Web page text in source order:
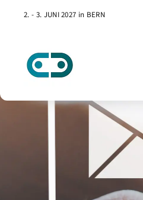
2. - 3. JUNI 2027 in BERN